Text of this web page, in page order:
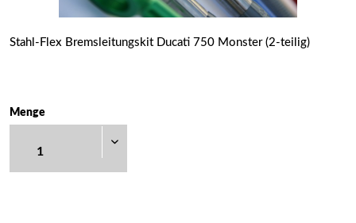
Stahl-Flex Bremsleitungskit Ducati 750 Monster (2-teilig)
Menge